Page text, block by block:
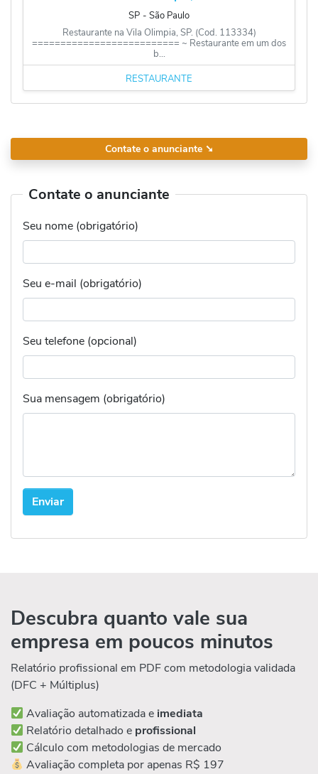
SP ‐ São Paulo
Restaurante na Vila Olimpia, SP. (Cod. 113334)
========================== ~ Restaurante em um dos
b...
RESTAURANTE
Contate o anunciante ➘
Contate o anunciante
Seu nome (obrigatório)
Seu e-mail (obrigatório)
Seu telefone (opcional)
Sua mensagem (obrigatório)
Descubra quanto vale sua
empresa em poucos minutos
Relatório profissional em PDF com metodologia validada
(DFC + Múltiplus)
Avaliação automatizada e imediata
Relatório detalhado e profissional
Cálculo com metodologias de mercado
Avaliação completa por apenas R$ 197